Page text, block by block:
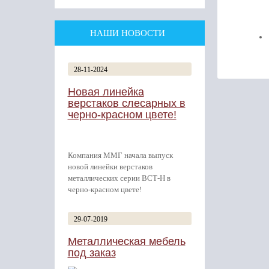
НАШИ НОВОСТИ
28-11-2024
Новая линейка
верстаков слесарных в
черно-красном цвете!
Компания ММГ начала выпуск
новой линейки верстаков
металлических серии ВСТ-Н в
черно-красном цвете!
29-07-2019
Металлическая мебель
под заказ